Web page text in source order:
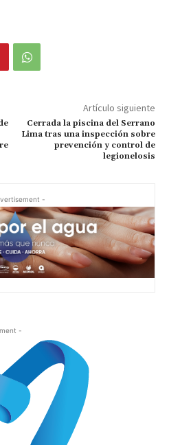
Artículo siguiente
Cerrada la piscina del Serrano
Lima tras una inspección sobre
prevención y control de
legionelosis
-
-